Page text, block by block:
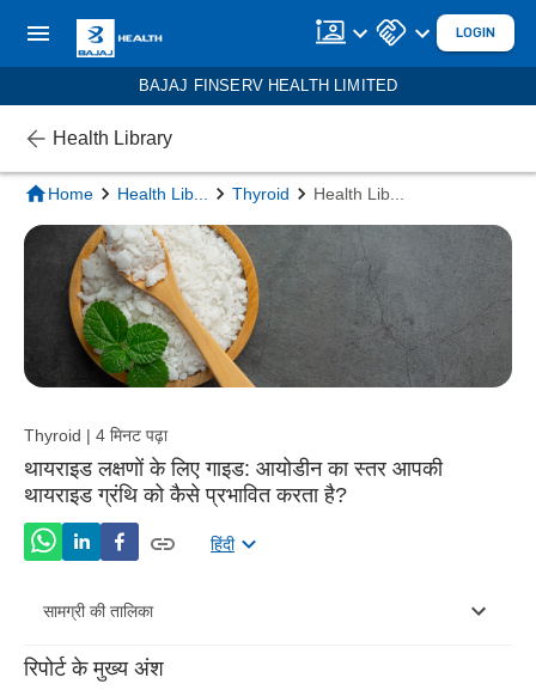
LOGIN
BAJAJ FINSERV HEALTH LIMITED
Health Library
Home Health Lib Thyroid Health Lib
Thyroid | 4 मिनट पढ़ा
थायराइड लक्षणों के लिए गाइड: आयोडीन का स्तर आपकी
थायराइड ग्रंथि को कैसे प्रभावित करता है?
हिंदी
सामग्री की तालिका
यहां कुछ सबसे आम थायराइड लक्षण दिए गए हैं।
रिपोर्ट के मुख्य अंश